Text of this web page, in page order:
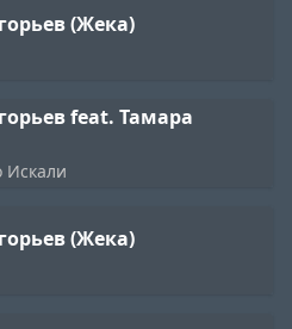
(Жека)
feat. Тамара
(Жека)